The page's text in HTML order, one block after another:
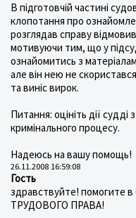
В підготовчій частині
клопотання про
розглядав справу
мотивуючи тим, що у
ознайомитись з
але він нею не
та виніс вирок.
Питання: оцініть дії
кримінального процесу.
Надеюсь на вашу помощь!
26.11.2008 16:59:08
Гость
здравствуйте! помогите
ТРУДОВОГО ПРАВА!